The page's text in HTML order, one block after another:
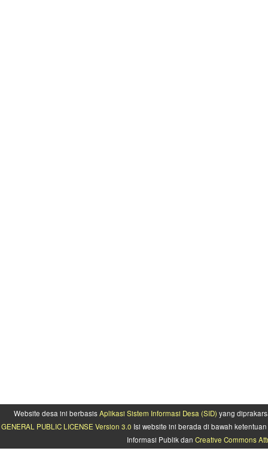
Website desa ini berbasisAplikasi Sistem Informasi Desa (SID) yang
GENERAL PUBLIC LICENSE Version 3.0 Isi website ini berada di bawah
Informasi Publik dan Creative Commons